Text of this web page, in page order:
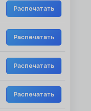
Распечатать
Распечатать
Распечатать
Распечатать